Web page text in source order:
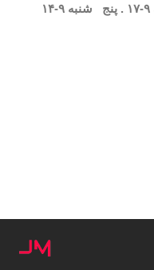
۹-۱۷ . پنج شنبه ۹-۱۴